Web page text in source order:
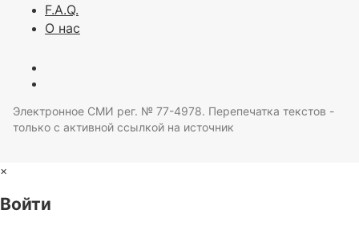
F.A.Q.
О нас
Электронное СМИ рег. № 77-4978. Перепечатка текстов -
только с активной ссылкой на источник
×
Войти